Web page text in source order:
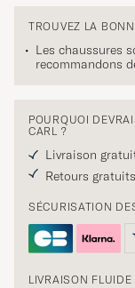
TROUVEZ LA
Les chaussures
recommandons
POURQUOI
CARL ?
Livraison
Retours gratuits
SÉCURISATION
LIVRAISON FLUIDE